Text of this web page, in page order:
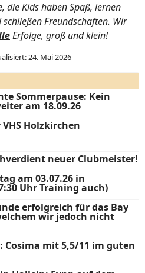
die Kids haben Spaß, lernen
Freundschaften. Wir
Erfolge, groß und klein!
24. Mai 2026
Sommerpause: Kein
am 18.09.26
Holzkirchen
neuer Clubmeister!
am 03.07.26 in
Uhr Training auch)
erfolgreich für das Bay
wir jedoch nicht
Cosima mit 5,5/11 im guten